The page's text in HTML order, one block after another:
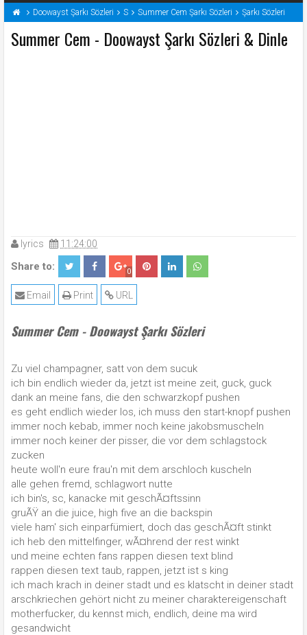
Doowayst Şarkı Sözleri S Summer Cem Şarkı Sözleri Şarkı Sözleri
Summer Cem - Doowayst Şarkı Sözleri & Dinle
lyrics 11:24:00
Share to: 0
URL
Print
Email
Summer Cem - Doowayst Şarkı Sözleri
Zu viel champagner, satt von dem sucuk
ich bin endlich wieder da, jetzt ist meine zeit, guck, guck
dank an meine fans, die den schwarzkopf pushen
es geht endlich wieder los, ich muss den start-knopf pushen
immer noch kebab, immer noch keine jakobsmuscheln
immer noch keiner der pisser, die vor dem schlagstock
zucken
heute woll'n eure frau'n mit dem arschloch kuscheln
alle gehen fremd, schlagwort nutte
ich bin's, sc, kanacke mit geschÃ¤ftssinn
gruÃŸ an die juice, high five an die backspin
viele ham' sich einparfümiert, doch das geschÃ¤ft stinkt
ich heb den mittelfinger, wÃ¤hrend der rest winkt
und meine echten fans rappen diesen text blind
rappen diesen text taub, rappen, jetzt ist s king
ich mach krach in deiner stadt und es klatscht in deiner stadt
arschkriechen gehört nicht zu meiner charaktereigenschaft
motherfucker, du kennst mich, endlich, deine ma wird
gesandwicht